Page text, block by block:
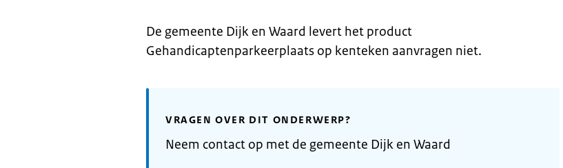
De gemeente Dijk en Waard levert het product
Gehandicaptenparkeerplaats op kenteken aanvragen niet.
VRAGEN OVER DIT ONDERWERP?
Neem contact op met de gemeente Dijk en Waard